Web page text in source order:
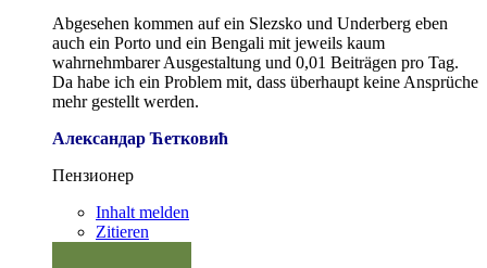
Abgesehen kommen auf ein Slezsko und Underberg eben
auch ein Porto und ein Bengali mit jeweils kaum
wahrnehmbarer Ausgestaltung und 0,01 Beiträgen pro Tag.
Da habe ich ein Problem mit, dass überhaupt keine Ansprüche
mehr gestellt werden.
Александар Ћетковић
Пензионер
Inhalt melden
Zitieren